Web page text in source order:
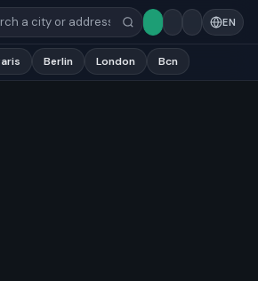
EN
Berlin London Bcn